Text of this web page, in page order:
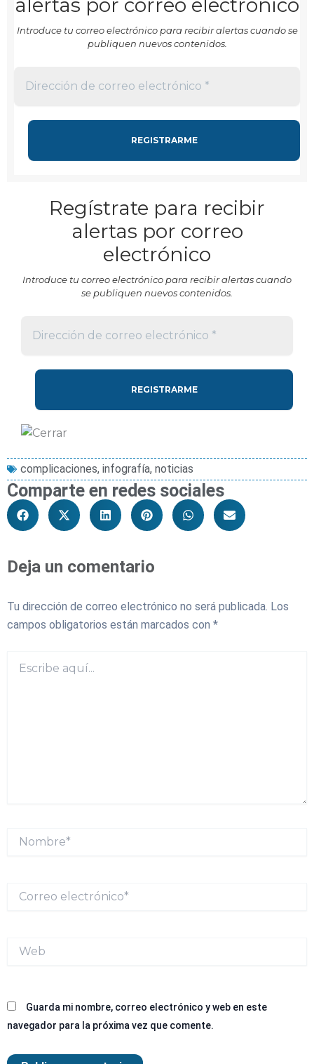
alertas por correo electrónico
Introduce tu correo electrónico para recibir alertas cuando se
publiquen nuevos contenidos.
Regístrate para recibir
alertas por correo
electrónico
Introduce tu correo electrónico para recibir alertas cuando
se publiquen nuevos contenidos.
complicaciones, infografía, noticias
Comparte en redes sociales
Deja un comentario
Tu dirección de correo electrónico no será publicada. Los
campos obligatorios están marcados con *
aquí...
Nombre*
electrónico*
Guarda mi nombre, correo electrónico y web en este
navegador para la próxima vez que comente.